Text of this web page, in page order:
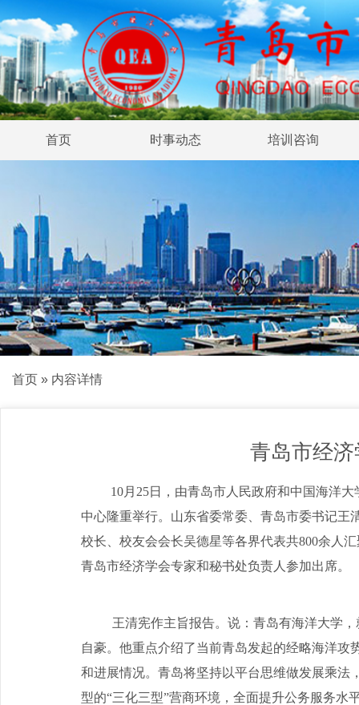
首页 时事动态 培训咨询
首页 » 内容详情
青岛市经
10月25日，由青岛市人民政府和中国海洋
中心隆重举行。山东省委常委、青岛市委书记
校长、校友会会长吴德星等各界代表共800余人
青岛市经济学会专家和秘书处负责人参加出席。
王清宪作主旨报告。说：青岛有海洋大学
自豪。他重点介绍了当前青岛发起的经略海洋攻
和进展情况。青岛将坚持以平台思维做发展乘法
型的“三化三型”营商环境，全面提升公务服务